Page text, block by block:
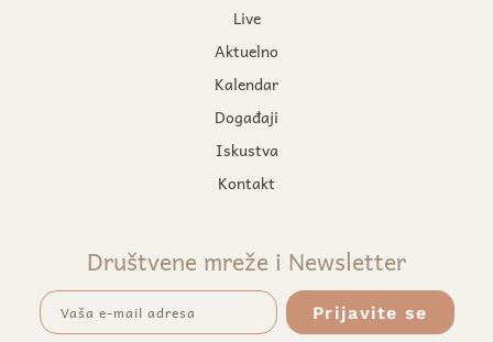
Live
Aktuelno
Kalendar
Događaji
Iskustva
Kontakt
Društvene mreže i Newsletter